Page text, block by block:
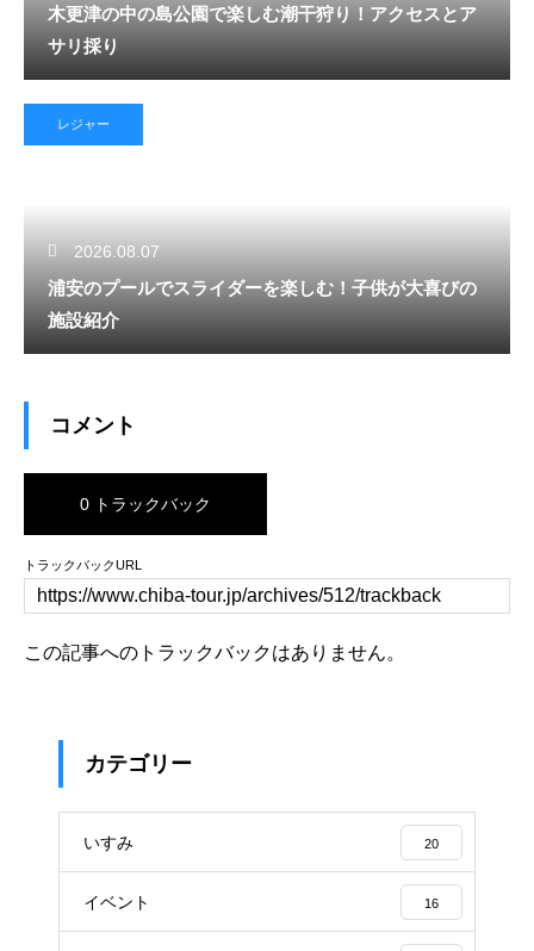
木更津の中の島公園で楽しむ潮干狩り！アクセスとア
サリ採り
レジャー
2026.08.07
浦安のプールでスライダーを楽しむ！子供が大喜びの
施設紹介
コメント
0 トラックバック
トラックバックURL
この記事へのトラックバックはありません。
カテゴリー
いすみ 20
イベント 16